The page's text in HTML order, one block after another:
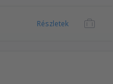
Részletek